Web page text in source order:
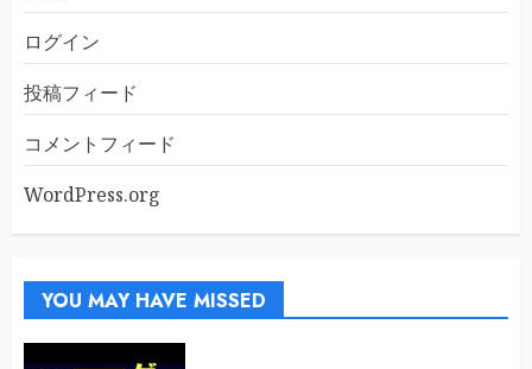
ログイン
投稿フィード
コメントフィード
WordPress.org
YOU MAY HAVE MISSED